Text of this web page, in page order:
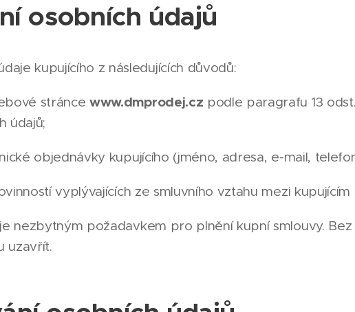
osobních údajů
kupujícího z následujících důvodů:
stráncewww.dmprodej.cz podle paragrafu 13
údajů;
objednávky kupujícího (jméno, adresa, e-mail,
vyplývajících ze smluvního vztahu mezi kupujícím
nezbytným požadavkem pro plnění kupní smlouvy.
uzavřít.